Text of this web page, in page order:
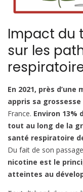
Impact du
sur les
En 2021, près
appris sa grossesse
France. Environ
tout au long de la
santé respiratoire
Du fait de son
nicotine est le
atteintes au